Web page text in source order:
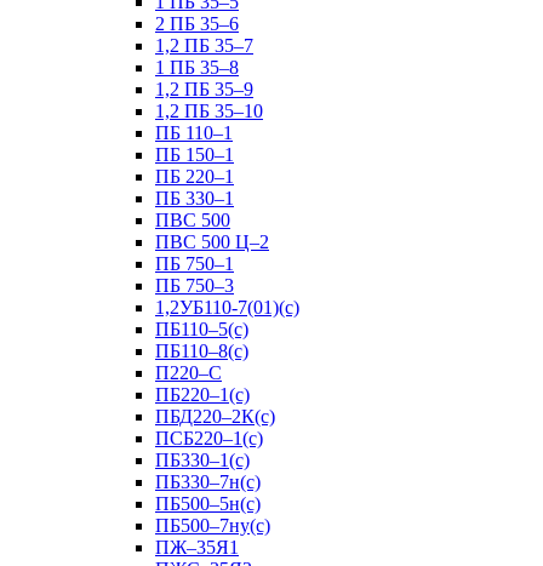
2 ПБ 35–6
1,2 ПБ 35–7
1 ПБ 35–8
1,2 ПБ 35–9
1,2 ПБ 35–10
ПБ 110–1
ПБ 150–1
ПБ 220–1
ПБ 330–1
ПВС 500
ПВС 500 Ц–2
ПБ 750–1
ПБ 750–3
1,2УБ110-7(01)(с)
ПБ110–5(с)
ПБ110–8(с)
П220–С
ПБ220–1(с)
ПБД220–2К(с)
ПСБ220–1(с)
ПБ330–1(с)
ПБ330–7н(с)
ПБ500–5н(с)
ПБ500–7ну(с)
ПЖ–35Я1